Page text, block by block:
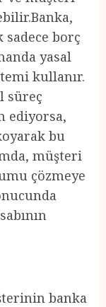
borç
yasal
kullanır.
süreç
ediyorsa,
bu
müşteri
çözmeye
banka